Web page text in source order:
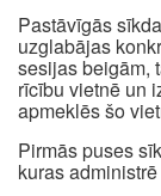
Pastāvīgās
uzglabājas
sesijas beigām,
rīcību vietnē un
apmeklēs šo
Pirmās puses
kuras